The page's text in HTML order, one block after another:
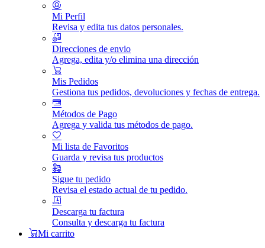
Mi Perfil
Revisa y edita tus datos personales.
Direcciones de envio
Agrega, edita y/o elimina una dirección
Mis Pedidos
Gestiona tus pedidos, devoluciones y fechas de entrega.
Métodos de Pago
Agrega y valida tus métodos de pago.
Mi lista de Favoritos
Guarda y revisa tus productos
Sigue tu pedido
Revisa el estado actual de tu pedido.
Descarga tu factura
Consulta y descarga tu factura
Mi carrito